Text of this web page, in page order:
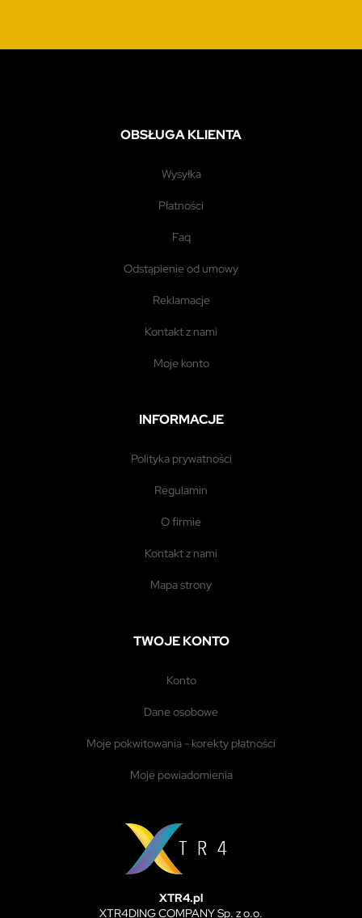
OBSŁUGA KLIENTA
wysyłka
płatności
faq
odstąpienie od umowy
reklamacje
kontakt z nami
moje konto
INFORMACJE
polityka prywatności
regulamin
o firmie
kontakt z nami
mapa strony
TWOJE KONTO
konto
dane osobowe
moje pokwitowania - korekty płatności
moje powiadomienia
XTR4.pl
XTR4DING COMPANY Sp. z o.o.